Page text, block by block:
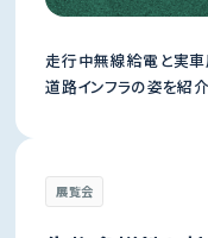
走行中無線給電と実車
道路インフラの姿を紹介
展覧会